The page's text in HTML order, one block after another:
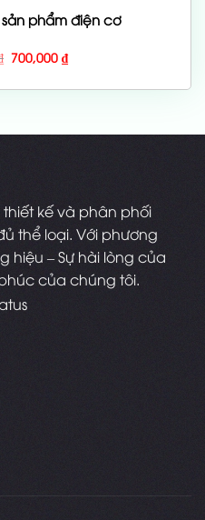
phẩm điện cơ
Giá
gốc
1,000,000 ₫.
700,000₫Giá
hiện
là:
kế và phân phối
thể loại. Với phương
hiệu – Sự hài lòng của
của chúng tôi.